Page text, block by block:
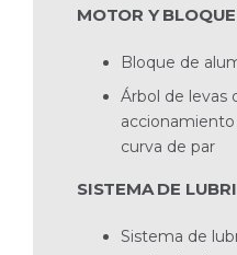
MOTOR Y BLOQUE
Bloque de
Árbol de levas
curva de par
SISTEMA DE
Sistema de